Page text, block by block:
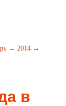
→ 2014 →
в